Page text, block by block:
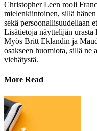
Christopher Leen rooli
mielenkiintoinen, sillä
sekä persoonallisuudellaan
Lisätietoja näyttelijän urasta
Myös Britt Eklandin ja
osakseen huomiota, sillä ne
viehätystä.
More Read